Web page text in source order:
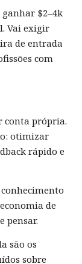
$2–4k
Vai exigir
de entrada
com
conta própria.
otimizar
rápido e
de
pensar.
são os
sobre